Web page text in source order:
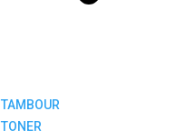
TAMBOUR
TONER